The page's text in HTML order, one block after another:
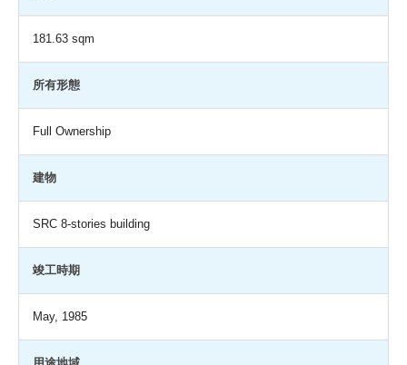
181.63 sqm
所有形態
Full Ownership
建物
SRC 8-stories building
竣工時期
May, 1985